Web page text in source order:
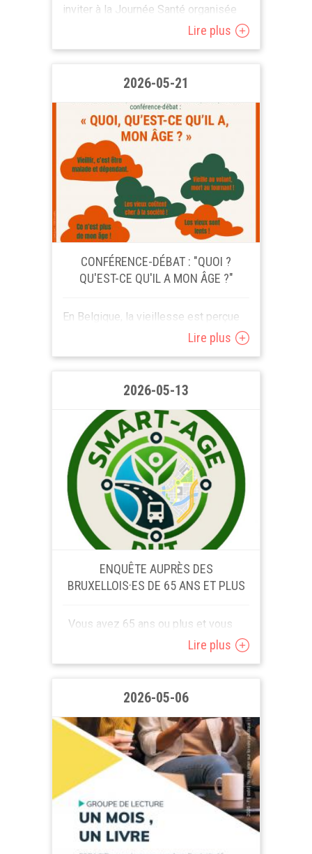
inviter à la Journée Santé organisée
au Parc du Peterbos (bloc 9) àLire plus
2026-05-21
CONFÉRENCE-DÉBAT : "QUOI ?
QU'EST-CE QU'IL A MON ÂGE ?"
En Belgique, la vieillesse est perçue
négativement par plus de 40% des
Quelles en sont les...
Lire plus
2026-05-13
ENQUÊTE AUPRÈS DES
BRUXELLOIS·ES DE 65 ANS ET PLUS
Vous avez 65 ans ou plus et vous
habitez à Bruxelles ? Votre avis sur la
AGE, la Haute...
Lire plus
2026-05-06